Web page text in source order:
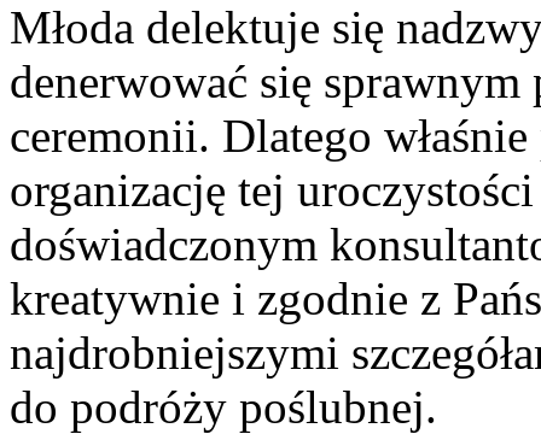
Młoda delektuje się
denerwować się
ceremonii. Dlatego
organizację tej
doświadczonym
kreatywnie i zgodnie z
najdrobniejszymi
do podróży poślubnej.